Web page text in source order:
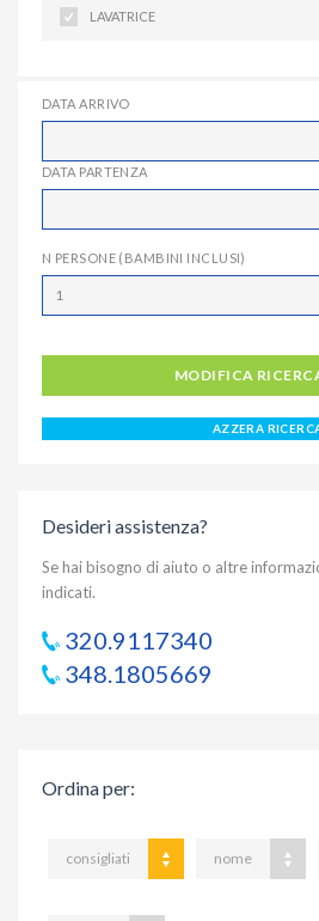
LAVATRICE
DATA ARRIVO
DATA PARTENZA
N PERSONE (BAMBINI INCLUSI)
1
MODIFICA
AZZERA
Desideri assistenza?
Se hai bisogno di aiuto o altre
indicati.
320.9117340
348.1805669
Ordina per:
consigliati nome